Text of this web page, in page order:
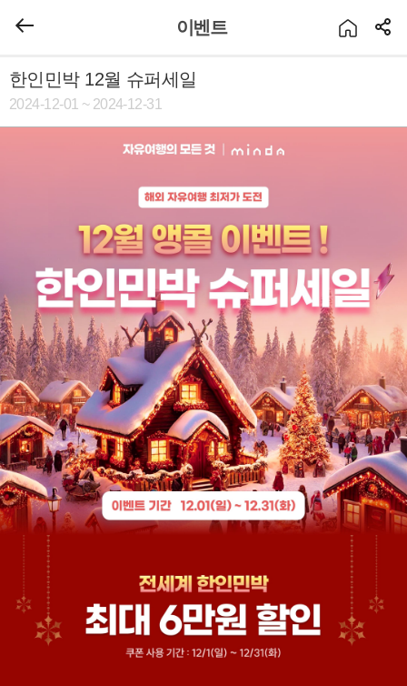
이벤트
한인민박 12월 슈퍼세일
2024-12-01 ~ 2024-12-31